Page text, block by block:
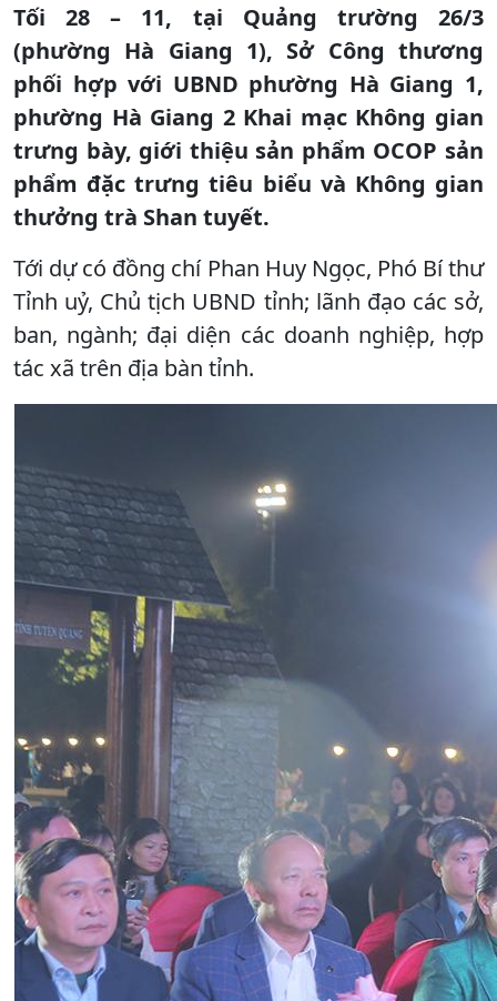
Tối 28 – 11, tại Quảng trường 26/3
(phường Hà Giang 1), Sở Công thương
phối hợp với UBND phường Hà Giang 1,
phường Hà Giang 2 Khai mạc Không gian
trưng bày, giới thiệu sản phẩm OCOP sản
phẩm đặc trưng tiêu biểu và Không gian
thưởng trà Shan tuyết.
Tới dự có đồng chí Phan Huy Ngọc, Phó Bí thư
Tỉnh uỷ, Chủ tịch UBND tỉnh; lãnh đạo các sở,
ban, ngành; đại diện các doanh nghiệp, hợp
tác xã trên địa bàn tỉnh.